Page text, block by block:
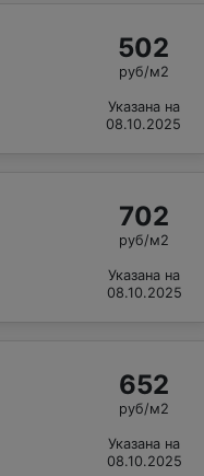
502
руб/м2
Указана на
08.10.2025
702
руб/м2
Указана на
08.10.2025
652
руб/м2
Указана на
08.10.2025